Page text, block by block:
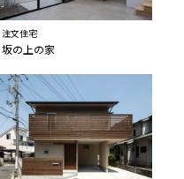
注文住宅
坂の上の家